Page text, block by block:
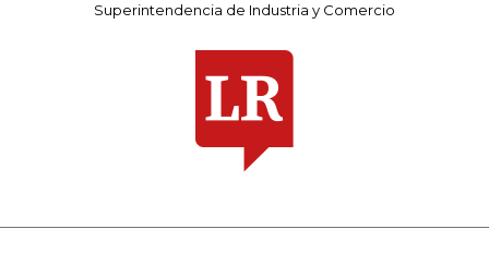
Superintendencia de Industria y Comercio